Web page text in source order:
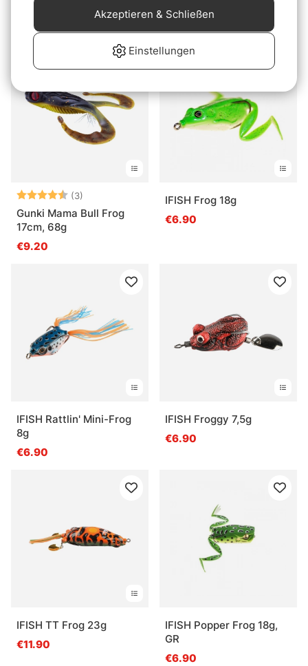
Floating RTF
Bewertung:(3)
4.7 von 5 Sternen
Gunki Mama Bull Frog
17cm, 68g
€9.20
IFISH Frog 18g
€6.90
IFISH Rattlin' Mini-Frog
8g
€6.90
IFISH Froggy 7,5g
€6.90
IFISH TT Frog 23g
€11.90
IFISH Popper Frog 18g,
GR
€6.90
Einstellungen
Akzeptieren & Schließen